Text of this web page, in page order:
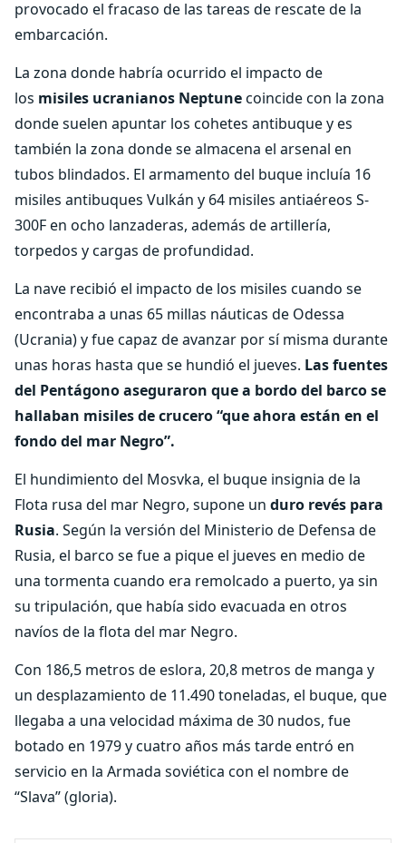
provocado el fracaso de las tareas de rescate de la
embarcación.
La zona donde habría ocurrido el impacto de
los misiles ucranianos Neptunecoincide con la zona
donde suelen apuntar los cohetes antibuque y es
también la zona donde se almacena el arsenal en
tubos blindados. El armamento del buque incluía 16
misiles antibuques Vulkán y 64 misiles antiaéreos S-
300F en ocho lanzaderas, además de artillería,
torpedos y cargas de profundidad.
La nave recibió el impacto de los misiles cuando se
encontraba a unas 65 millas náuticas de Odessa
(Ucrania) y fue capaz de avanzar por sí misma durante
unas horas hasta que se hundió el jueves. Las fuentes
del Pentágono aseguraron que a bordo del barco se
hallaban misiles de crucero “que ahora están en el
fondo del mar Negro”.
El hundimiento del Mosvka, el buque insignia de la
Flota rusa del mar Negro, supone un duro revés para
Rusia. Según la versión del Ministerio de Defensa de
Rusia, el barco se fue a pique el jueves en medio de
una tormenta cuando era remolcado a puerto, ya sin
su tripulación, que había sido evacuada en otros
navíos de la flota del mar Negro.
Con 186,5 metros de eslora, 20,8 metros de manga y
un desplazamiento de 11.490 toneladas, el buque, que
llegaba a una velocidad máxima de 30 nudos, fue
botado en 1979 y cuatro años más tarde entró en
servicio en la Armada soviética con el nombre de
“Slava” (gloria).